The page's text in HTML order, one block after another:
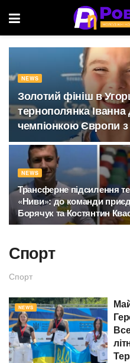
NEWS
Золотий фініш в
тернополянка
чемпіонкою Європи
NEWS
Трансферне підсилення
«Ниви»: до команди
Борячук та Костянтин
Спорт
Спорт
NEWS